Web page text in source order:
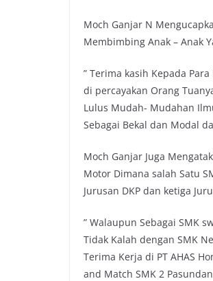
Moch Ganjar N
Membimbing Anak – Anak
” Terima kasih Kepada
di percayakan Orang
Lulus Mudah- Mudahan
Sebagai Bekal dan Modal
Moch Ganjar Juga
Motor Dimana salah Satu
Jurusan DKP dan ketiga
” Walaupun Sebagai SMK
Tidak Kalah dengan SMK
Terima Kerja di PT AHAS
and Match SMK 2